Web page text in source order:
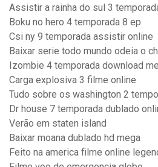
Assistir a rainha do sul 3
Boku no hero 4 temporada 8 ep
Csi ny 9 temporada assistir online
Baixar serie todo mundo odeia o
Izombie 4 temporada download
Carga explosiva 3 filme online
Tudo sobre os washington 2
Dr house 7 temporada dublado
Verão em staten island
Baixar moana dublado hd mega
Feito na america filme online